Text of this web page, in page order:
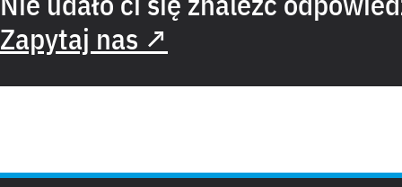
Zapytaj nas ↗